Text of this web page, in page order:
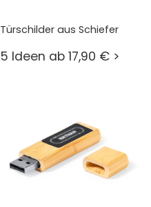
Türschilder aus Schiefer
5 Ideen ab 17,90 € >